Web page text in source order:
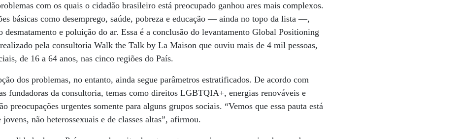
com os quais o cidadão brasileiro está preocupado ganhou ares mais complexos.
básicas como desemprego, saúde, pobreza e educação — ainda no topo da lista —,
desmatamento e poluição do ar. Essa é a conclusão do levantamento Global Positioning
pela consultoria Walk the Talk by La Maison que ouviu mais de 4 mil pessoas,
de 16 a 64 anos, nas cinco regiões do País.
dos problemas, no entanto, ainda segue parâmetros estratificados. De acordo com
fundadoras da consultoria, temas como direitos LGBTQIA+, energias renováveis e
preocupações urgentes somente para alguns grupos sociais. “Vemos que essa pauta está
não heterossexuais e de classes altas”, afirmou.